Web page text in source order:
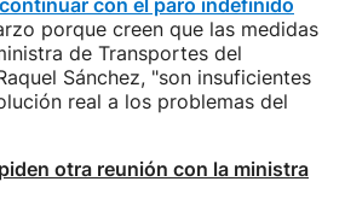
continuar con el paro indefinido
porque creen que las medidas
de Transportes del
Sánchez, "son insuficientes
real a los problemas del
otra reunión con la ministra